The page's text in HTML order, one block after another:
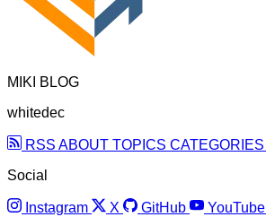
MIKI BLOG
whitedec
RSS ABOUT TOPICS CATEGORIES
Social
Instagram X GitHub YouTube